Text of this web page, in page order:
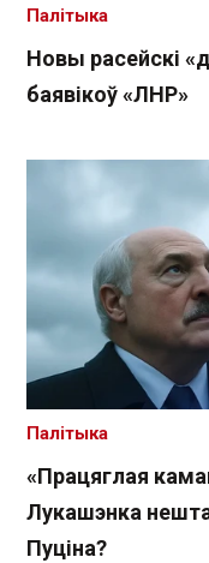
Новы расейскі
баявікоў «ЛНР»
Палітыка
«Працяглая
Лукашэнка
Пуціна?
Палітыка